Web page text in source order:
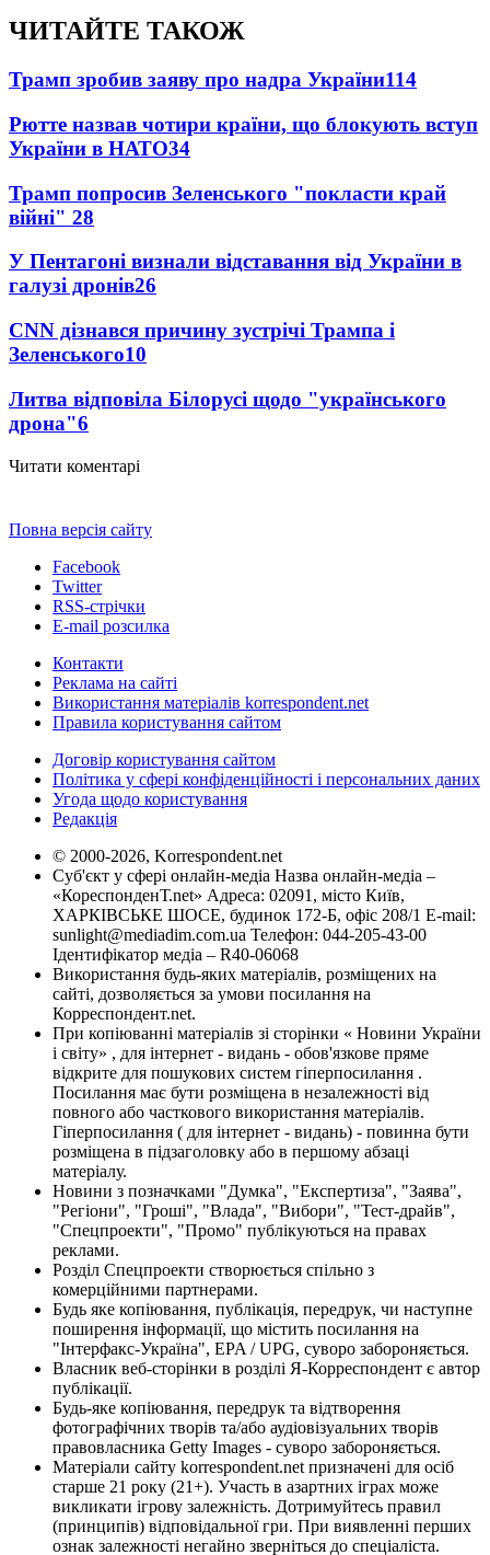
ЧИТАЙТЕ ТАКОЖ
Трамп зробив заяву про надра України114
Рютте назвав чотири країни, що блокують вступ
України в НАТО34
Трамп попросив Зеленського "покласти край
війні" 28
У Пентагоні визнали відставання від України в
галузі дронів26
CNN дізнався причину зустрічі Трампа і
Зеленського10
Литва відповіла Білорусі щодо "українського
дрона"6
Читати коментарі
Повна версія сайту
Facebook
Twitter
RSS-стрічки
E-mail розсилка
Контакти
Реклама на сайті
Використання матеріалів korrespondent.net
Правила користування сайтом
Договір користування сайтом
Політика у сфері конфіденційності і персональних даних
Угода щодо користування
Редакція
© 2000-2026, Korrespondent.net
Суб'єкт у сфері онлайн-медіа Назва онлайн-медіа –
«КореспонденТ.net» Адреса: 02091, місто Київ,
ХАРКІВСЬКЕ ШОСЕ, будинок 172-Б, офіс 208/1 E-mail:
sunlight@mediadim.com.ua Телефон: 044-205-43-00
Ідентифікатор медіа – R40-06068
Використання будь-яких матеріалів, розміщених на
сайті, дозволяється за умови посилання на
Корреспондент.net.
При копіюванні матеріалів зі сторінки « Новини України
і світу» , для інтернет - видань - обов'язкове пряме
відкрите для пошукових систем гіперпосилання .
Посилання має бути розміщена в незалежності від
повного або часткового використання матеріалів.
Гіперпосилання ( для інтернет - видань) - повинна бути
розміщена в підзаголовку або в першому абзаці
матеріалу.
Новини з позначками "Думка", "Експертиза", "Заява",
"Регіони", "Гроші", "Влада", "Вибори", "Тест-драйв",
"Спецпроекти", "Промо" публікуються на правах
реклами.
Розділ Спецпроекти створюється спільно з
комерційними партнерами.
Будь яке копіювання, публікація, передрук, чи наступне
поширення інформації, що містить посилання на
"Інтерфакс-Україна", EPA / UPG, суворо забороняється.
Власник веб-сторінки в розділі Я-Корреспондент є автор
публікації.
Будь-яке копіювання, передрук та відтворення
фотографічних творів та/або аудіовізуальних творів
правовласника Getty Images - суворо забороняється.
Матеріали сайту korrespondent.net призначені для осіб
старше 21 року (21+). Участь в азартних іграх може
викликати ігрову залежність. Дотримуйтесь правил
(принципів) відповідальної гри. При виявленні перших
ознак залежності негайно зверніться до спеціаліста.